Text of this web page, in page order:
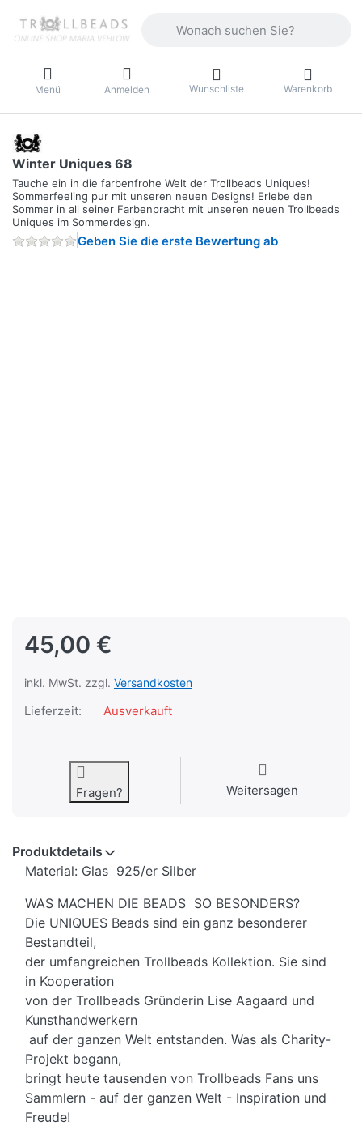
Menü Anmelden Wunschliste Warenkorb
Winter Uniques 68
Tauche ein in die farbenfrohe Welt der Trollbeads Uniques!
Sommerfeeling pur mit unseren neuen Designs! Erlebe den
Sommer in all seiner Farbenpracht mit unseren neuen Trollbeads
Uniques im Sommerdesign.
Geben Sie die erste Bewertung ab
45,00 €
inkl. MwSt. zzgl. Versandkosten
Lieferzeit: Ausverkauft
Fragen? Weitersagen
Produktdetails
Material: Glas 925/er Silber
WAS MACHEN DIE BEADS SO BESONDERS?
Die UNIQUES Beads sind ein ganz besonderer
Bestandteil,
der umfangreichen Trollbeads Kollektion. Sie sind
in Kooperation
von der Trollbeads Gründerin Lise Aagaard und
Kunsthandwerkern
auf der ganzen Welt entstanden. Was als Charity-
Projekt begann,
bringt heute tausenden von Trollbeads Fans uns
Sammlern - auf der ganzen Welt - Inspiration und
Freude!